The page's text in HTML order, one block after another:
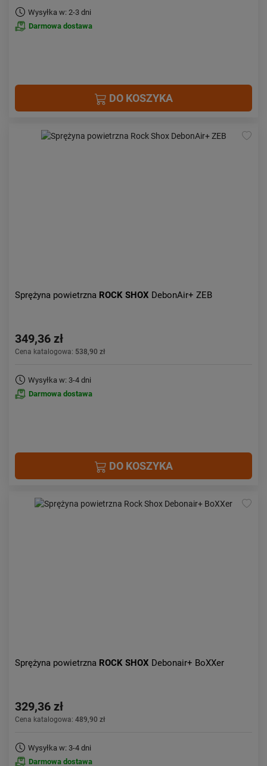
Wysyłka w: 2-3 dni
Darmowa dostawa
DO KOSZYKA
Sprężyna powietrzna ROCK SHOX DebonAir+ ZEB
349,36 zł
Cena katalogowa: 538,90 zł
Wysyłka w: 3-4 dni
Darmowa dostawa
DO KOSZYKA
Sprężyna powietrzna ROCK SHOX Debonair+ BoXXer
329,36 zł
Cena katalogowa: 489,90 zł
Wysyłka w: 3-4 dni
Darmowa dostawa